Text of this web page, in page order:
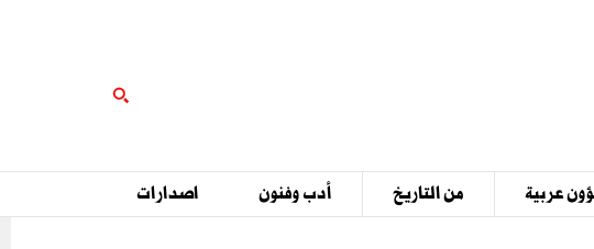
عربية من التاريخ أدب وفنون اصدارات